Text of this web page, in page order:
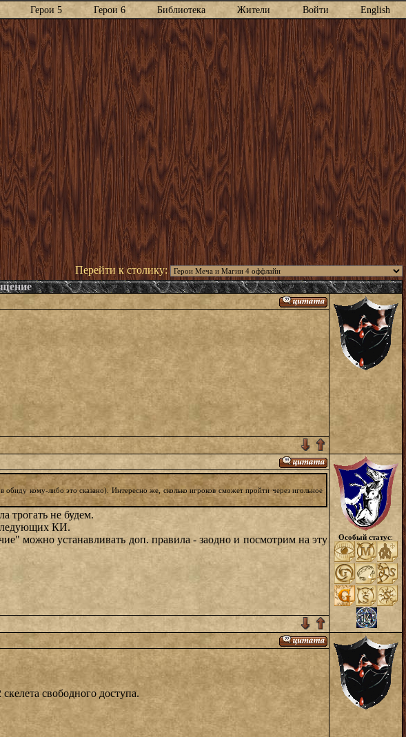
Герои 5 Герои 6 Библиотека Жители Войти English
Перейти к столику:
кому-либо это сказано). Интересно же, сколько игроков сможет пройти через игольное
трогать не будем.
КИ.
можно устанавливать доп. правила - заодно и посмотрим на эту
Особый статус:
свободного доступа.